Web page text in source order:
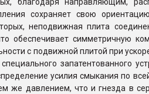
благодаря направляющим,
сохраняет свою
неподвижная плита
обеспечивает симметричную
с подвижной плитой при
запатентованного
усилия смыкания по
же давлением, что и гнезда в